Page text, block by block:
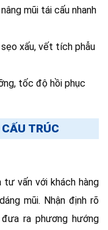
mũi tái cấu nhanh
xấu, vết tích phẫu
tốc độ hồi phục
TRÚC
vấn với khách hàng
mũi. Nhận định rõ
ra phương hướng